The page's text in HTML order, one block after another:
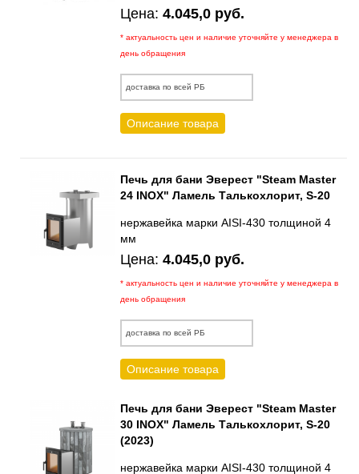
Цена: 4.045,0 руб.
* актуальность цен и наличие уточняйте у менеджера в
день обращения
доставка по всей РБ
Описание товара
Печь для бани Эверест "Steam Master
24 INOX" Ламель Талькохлорит, S-20
нержавейка марки AISI-430 толщиной 4
мм
Цена: 4.045,0 руб.
* актуальность цен и наличие уточняйте у менеджера в
день обращения
доставка по всей РБ
Описание товара
Печь для бани Эверест "Steam Master
30 INOX" Ламель Талькохлорит, S-20
(2023)
нержавейка марки AISI-430 толщиной 4